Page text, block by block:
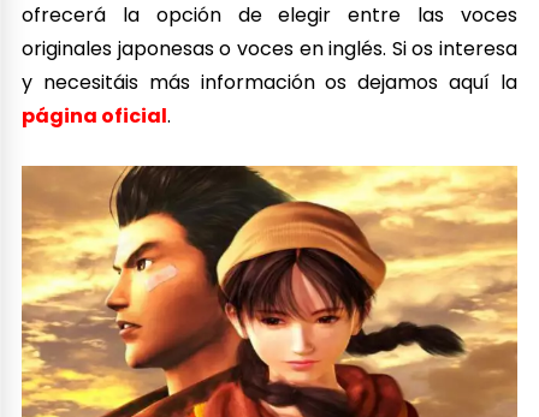
ofrecerá la opción de elegir entre las voces
originales japonesas o voces en inglés. Si os interesa
y necesitáis más información os dejamos aquí la
página oficial.